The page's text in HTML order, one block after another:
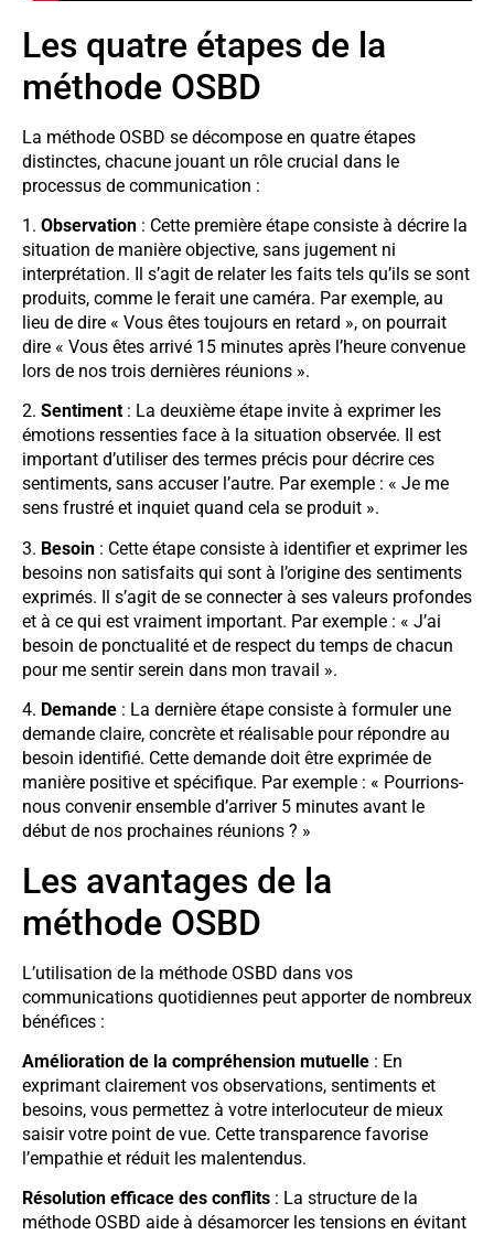
Les quatre étapes de la
méthode OSBD
La méthode OSBD se décompose en quatre étapes
distinctes, chacune jouant un rôle crucial dans le
processus de communication :
1. Observation : Cette première étape consiste à décrire la
situation de manière objective, sans jugement ni
interprétation. Il s’agit de relater les faits tels qu’ils se sont
produits, comme le ferait une caméra. Par exemple, au
lieu de dire « Vous êtes toujours en retard », on pourrait
dire « Vous êtes arrivé 15 minutes après l’heure convenue
lors de nos trois dernières réunions ».
2. Sentiment : La deuxième étape invite à exprimer les
émotions ressenties face à la situation observée. Il est
important d’utiliser des termes précis pour décrire ces
sentiments, sans accuser l’autre. Par exemple : « Je me
sens frustré et inquiet quand cela se produit ».
3. Besoin : Cette étape consiste à identifier et exprimer les
besoins non satisfaits qui sont à l’origine des sentiments
exprimés. Il s’agit de se connecter à ses valeurs profondes
et à ce qui est vraiment important. Par exemple : « J’ai
besoin de ponctualité et de respect du temps de chacun
pour me sentir serein dans mon travail ».
4. Demande : La dernière étape consiste à formuler une
demande claire, concrète et réalisable pour répondre au
besoin identifié. Cette demande doit être exprimée de
manière positive et spécifique. Par exemple : « Pourrions-
nous convenir ensemble d’arriver 5 minutes avant le
début de nos prochaines réunions ? »
Les avantages de la
méthode OSBD
L’utilisation de la méthode OSBD dans vos
communications quotidiennes peut apporter de nombreux
bénéfices :
Amélioration de la compréhension mutuelle : En
exprimant clairement vos observations, sentiments et
besoins, vous permettez à votre interlocuteur de mieux
saisir votre point de vue. Cette transparence favorise
l’empathie et réduit les malentendus.
Résolution efficace des conflits : La structure de la
méthode OSBD aide à désamorcer les tensions en évitant